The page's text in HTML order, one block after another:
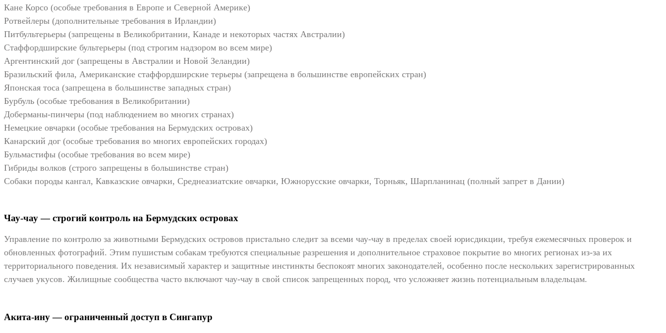
Кане Корсо (особые требования в Европе и Северной Америке)
Ротвейлеры (дополнительные требования в Ирландии)
Питбультерьеры (запрещены в Великобритании, Канаде и некоторых частях Австралии)
Стаффордширские бультерьеры (под строгим надзором во всем мире)
Аргентинский дог (запрещены в Австралии и Новой Зеландии)
Бразильский фила, Американские стаффордширские терьеры (запрещена в большинстве европейских стран)
Японская тоса (запрещена в большинстве западных стран)
Бурбуль (особые требования в Великобритании)
Доберманы-пинчеры (под наблюдением во многих странах)
Немецкие овчарки (особые требования на Бермудских островах)
Канарский дог (особые требования во многих европейских городах)
Бульмастифы (особые требования во всем мире)
Гибриды волков (строго запрещены в большинстве стран)
Собаки породы кангал, Кавказские овчарки, Среднеазиатские овчарки, Южнорусские овчарки, Торньяк, Шарпланинац (полный запрет в Дании)
Чау-чау — строгий контроль на Бермудских островах
Управление по контролю за животными Бермудских островов пристально следит за всеми чау-чау в пределах своей юрисдикции, требуя ежемесячных проверок и
обновленных фотографий. Этим пушистым собакам требуются специальные разрешения и дополнительное страховое покрытие во многих регионах из-за их
территориального поведения. Их независимый характер и защитные инстинкты беспокоят многих законодателей, особенно после нескольких зарегистрированных
случаев укусов. Жилищные сообщества часто включают чау-чау в свой список запрещенных пород, что усложняет жизнь потенциальным владельцам.
Акита-ину — ограниченный доступ в Сингапур